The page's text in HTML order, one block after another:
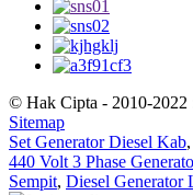
© Hak Cipta - 2010-
Sitemap
Set Generator Diesel Kab,
440 Volt 3 Phase
Sempit, Diesel Generator